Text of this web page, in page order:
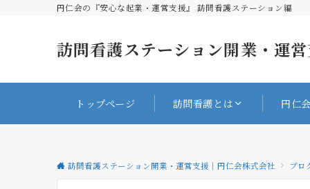
円仁会の『安心な起業・運営支援』 訪問看護ステーション編
訪問看護ステーション開業・運
トップページ 訪問看護とは 円仁
訪問看護ステーション開業・運営支援｜円仁会株式会社 ブロ